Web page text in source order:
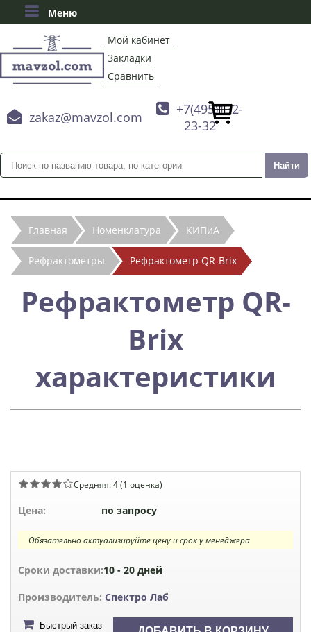
Меню
Мой кабинет
Закладки
Сравнить
 zakaz@mavzol.com
 +7(495)132-
23-32
Главная Номенклатура КИПиА
Рефрактометры Рефрактометр QR-Brix
Рефрактометр QR-
Brix
характеристики
Средняя:4(1 оценка)
Цена: по запросу
Обязательно актуализируйте цену и срок у менеджера
Сроки доставки:10 - 20 дней
Производитель: Спектро Лаб
Быстрый заказ